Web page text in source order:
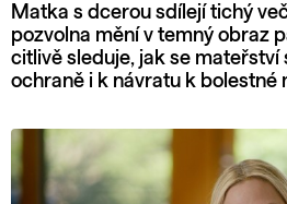
Matka s dcerou sdílejí tichý
pozvolna mění v temný obraz
citlivě sleduje, jak se mateřství
ochraně i k návratu k bolestné